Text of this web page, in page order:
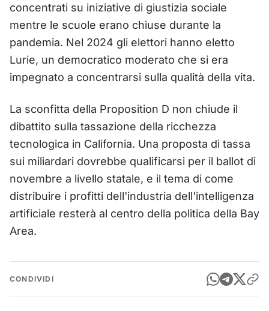
concentrati su iniziative di giustizia sociale
mentre le scuole erano chiuse durante la
pandemia. Nel 2024 gli elettori hanno eletto
Lurie, un democratico moderato che si era
impegnato a concentrarsi sulla qualità della vita.
La sconfitta della Proposition D non chiude il
dibattito sulla tassazione della ricchezza
tecnologica in California. Una proposta di tassa
sui miliardari dovrebbe qualificarsi per il ballot di
novembre a livello statale, e il tema di come
distribuire i profitti dell'industria dell'intelligenza
artificiale resterà al centro della politica della Bay
Area.
CONDIVIDI